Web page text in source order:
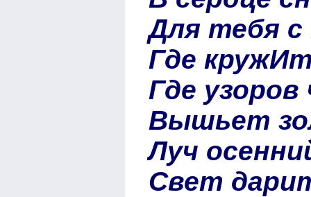
Для тебя с
Где
Где узоров
Вышьет
Луч
Свет